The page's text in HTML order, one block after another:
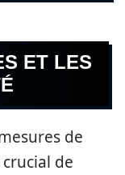
ET LES
de
de